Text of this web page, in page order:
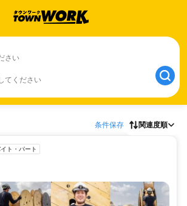
さい
てください
条件保存 関連度順
ト・パート